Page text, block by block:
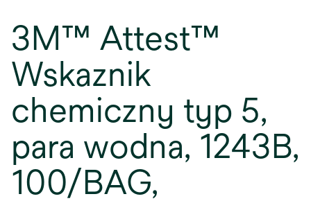
3M™ Attest™
Wskaznik
chemiczny typ 5,
para wodna, 1243B,
100/BAG,